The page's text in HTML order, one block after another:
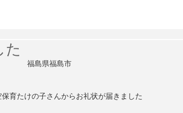
た
福島県福島市
育たけの子さんからお礼状が届きました